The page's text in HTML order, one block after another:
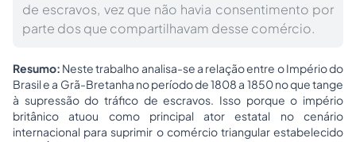
de escravos, vez que não havia consentimento por
parte dos que compartilhavam desse comércio.
Resumo: Neste trabalho analisa-se a relação entre o Império do
Brasil e a Grã-Bretanha no período de 1808 a 1850 no que tange
à supressão do tráfico de escravos. Isso porque o império
britânico atuou como principal ator estatal no cenário
internacional para suprimir o comércio triangular estabelecido